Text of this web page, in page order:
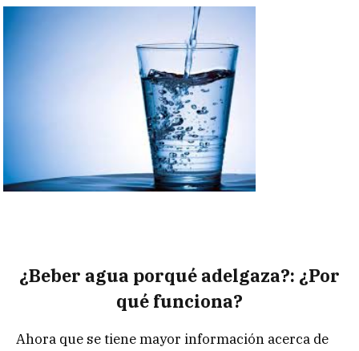
¿Beber agua porqué adelgaza?: ¿Por
qué funciona?
Ahora que se tiene mayor información acerca de